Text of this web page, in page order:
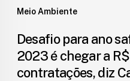
Meio Ambiente
Desafio para ano
2023 é chegar a
contratações, diz